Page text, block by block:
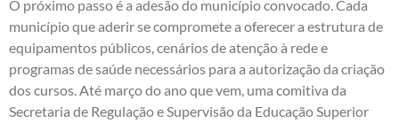
O próximo passo é a adesão do município convocado. Cada
município que aderir se compromete a oferecer a estrutura de
equipamentos públicos, cenários de atenção à rede e
programas de saúde necessários para a autorização da criação
dos cursos. Até março do ano que vem, uma comitiva da
Secretaria de Regulação e Supervisão da Educação Superior